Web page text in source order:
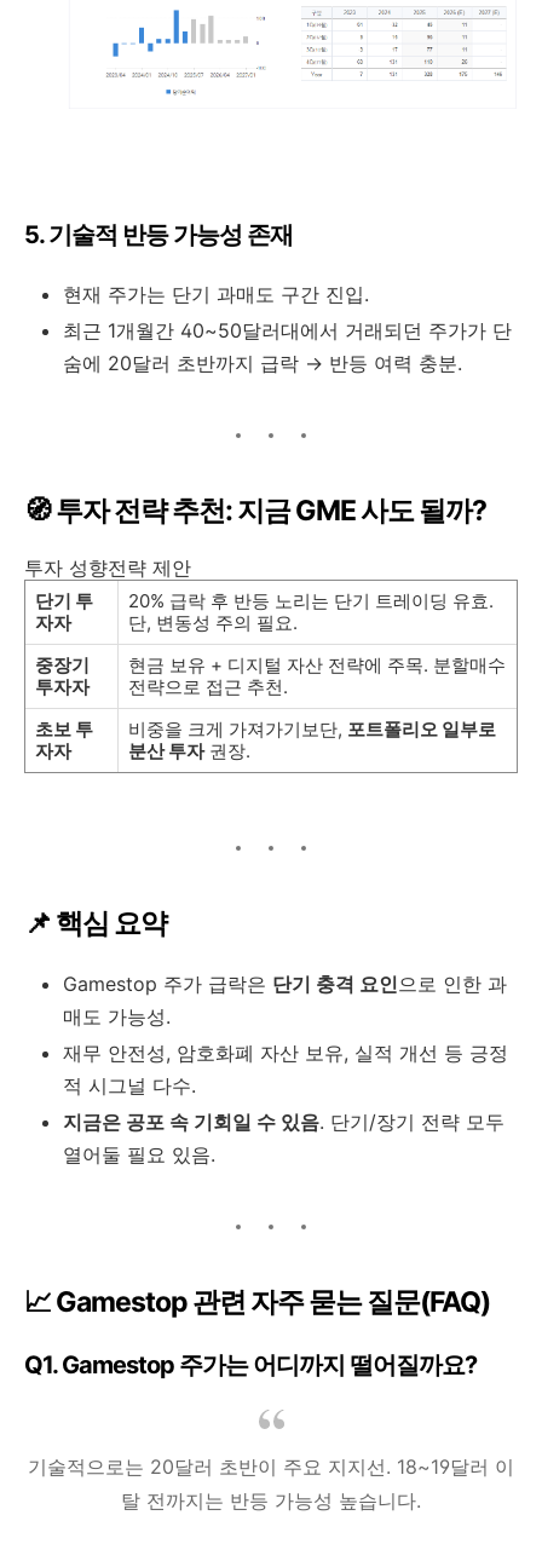
5. 기술적 반등 가능성 존재
현재 주가는 단기 과매도 구간 진입.
최근 1개월간 40~50달러대에서 거래되던 주가가 단
숨에 20달러 초반까지 급락 → 반등 여력 충분.
🧭 투자 전략 추천: 지금 GME 사도 될까?
투자 성향전략 제안
단기 투
자자
20% 급락 후 반등 노리는 단기 트레이딩 유효.
단, 변동성 주의 필요.
중장기
투자자
현금 보유 + 디지털 자산 전략에 주목. 분할매수
전략으로 접근 추천.
초보 투
자자
비중을 크게 가져가기보단, 포트폴리오 일부로
분산 투자권장.
📌 핵심 요약
Gamestop 주가 급락은 단기 충격 요인으로 인한 과
매도 가능성.
재무 안전성, 암호화폐 자산 보유, 실적 개선 등 긍정
적 시그널 다수.
지금은 공포 속 기회일 수 있음. 단기/장기 전략 모두
열어둘 필요 있음.
📈 Gamestop 관련 자주 묻는 질문(FAQ)
Q1. Gamestop 주가는 어디까지 떨어질까요?
기술적으로는 20달러 초반이 주요 지지선. 18~19달러 이
탈 전까지는 반등 가능성 높습니다.